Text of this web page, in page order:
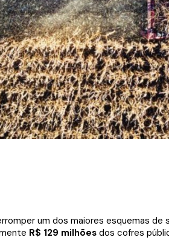
um dos maiores esquemas de
R$ 129 milhões dos cofres